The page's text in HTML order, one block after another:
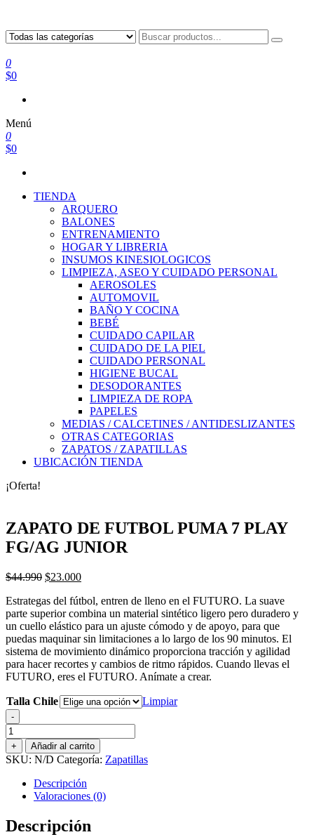
0
$0
Menú
0
$0
TIENDA
ARQUERO
BALONES
ENTRENAMIENTO
HOGAR Y LIBRERIA
INSUMOS KINESIOLOGICOS
LIMPIEZA, ASEO Y CUIDADO PERSONAL
AEROSOLES
AUTOMOVIL
BAÑO Y COCINA
BEBÉ
CUIDADO CAPILAR
CUIDADO DE LA PIEL
CUIDADO PERSONAL
HIGIENE BUCAL
DESODORANTES
LIMPIEZA DE ROPA
PAPELES
MEDIAS / CALCETINES / ANTIDESLIZANTES
OTRAS CATEGORIAS
ZAPATOS / ZAPATILLAS
UBICACIÓN TIENDA
¡Oferta!
ZAPATO DE FUTBOL PUMA 7 PLAY
FG/AG JUNIOR
$44.990 El
original
era:
$44.990.
$23.000El
actual
es:
$23.000.
Estrategas del fútbol, entren de lleno en el FUTURO. La suave
parte superior combina un material sintético ligero pero duradero y
un cuello elástico para un ajuste cómodo y de apoyo, para que
puedas maquinar sin limitaciones a lo largo de los 90 minutos. El
sistema de movimiento dinámico proporciona tracción y agilidad
para hacer recortes y cambios de ritmo rápidos. Cuando llevas el
FUTURO, eres el FUTURO. Anímate a crear.
Talla Chile Limpiar
-
ZAPATO
DE
FUTBOL
PUMA
PLAY
FG/AG
JUNIOR
cantidad
+ Añadir al carrito
SKU: N/D Categoría: Zapatillas
Descripción
Valoraciones (0)
Descripción